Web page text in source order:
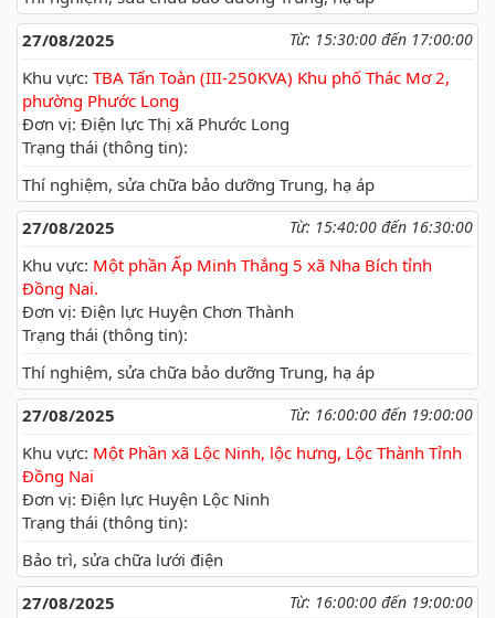
27/08/2025
Từ: 15:30:00 đến 17:00:00
Khu vực: TBA Tấn Toàn (III-250KVA) Khu phố Thác Mơ 2,
phường Phước Long
Đơn vị: Điện lực Thị xã Phước Long
Trạng thái (thông tin):
Thí nghiệm, sửa chữa bảo dưỡng Trung, hạ áp
27/08/2025
Từ: 15:40:00 đến 16:30:00
Khu vực: Một phần Ấp Minh Thắng 5 xã Nha Bích tỉnh
Đồng Nai.
Đơn vị: Điện lực Huyện Chơn Thành
Trạng thái (thông tin):
Thí nghiệm, sửa chữa bảo dưỡng Trung, hạ áp
27/08/2025
Từ: 16:00:00 đến 19:00:00
Khu vực: Một Phần xã Lộc Ninh, lộc hưng, Lộc Thành Tỉnh
Đồng Nai
Đơn vị: Điện lực Huyện Lộc Ninh
Trạng thái (thông tin):
Bảo trì, sửa chữa lưới điện
27/08/2025
Từ: 16:00:00 đến 19:00:00